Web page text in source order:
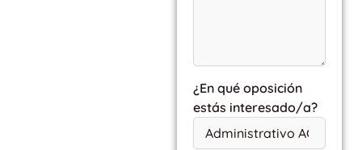
¿En qué oposición
estás interesado/a?